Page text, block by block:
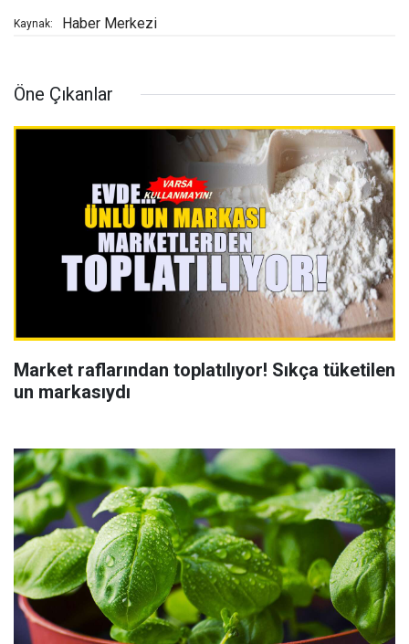
Kaynak: Haber Merkezi
Öne Çıkanlar
Market raflarından toplatılıyor! Sıkça tüketilen
un markasıydı